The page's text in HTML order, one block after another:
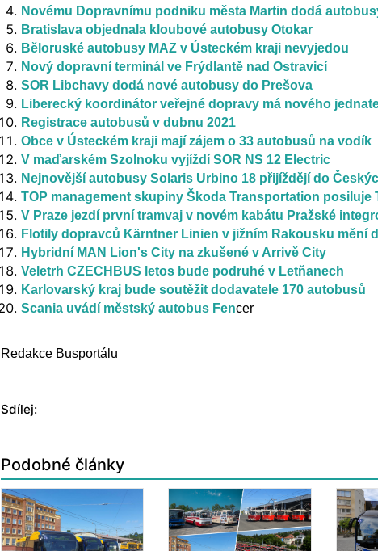
Novému Dopravnímu podniku města Martin dodá
Bratislava objednala kloubové autobusy Otokar
Běloruské autobusy MAZ v Ústeckém kraji nevyjedou
Nový dopravní terminál ve Frýdlantě nad Ostravicí
SOR Libchavy dodá nové autobusy do Prešova
Liberecký koordinátor veřejné dopravy má nového
Registrace autobusů v dubnu 2021
Obce v Ústeckém kraji mají zájem o 33 autobusů na vodík
V maďarském Szolnoku vyjíždí SOR NS 12 Electric
Nejnovější autobusy Solaris Urbino 18 přijíždějí do
TOP management skupiny Škoda Transportation posiluje
V Praze jezdí první tramvaj v novém kabátu Pražské
Flotily dopravců Kärntner Linien v jižním Rakousku mění
Hybridní MAN Lion's City na zkušené v Arrivě City
Veletrh CZECHBUS letos bude podruhé v Letňanech
Karlovarský kraj bude soutěžit dodavatele 170 autobusů
Scania uvádí městský autobus Fencer
Redakce Busportálu
Sdílej:
Podobné články